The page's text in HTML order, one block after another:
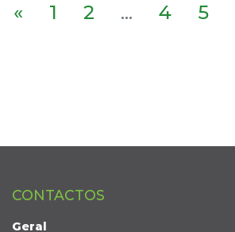
« 1 2 ... 4 5
CONTACTOS
Geral